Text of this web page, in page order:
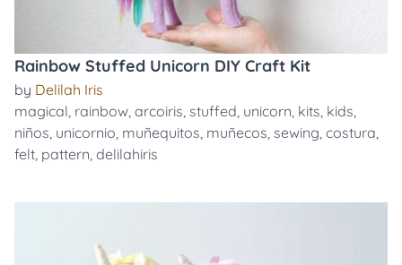
Rainbow Stuffed Unicorn DIY Craft Kit
by Delilah Iris
magical, rainbow, arcoiris, stuffed, unicorn, kits, kids,
niños, unicornio, muñequitos, muñecos, sewing, costura,
felt, pattern, delilahiris